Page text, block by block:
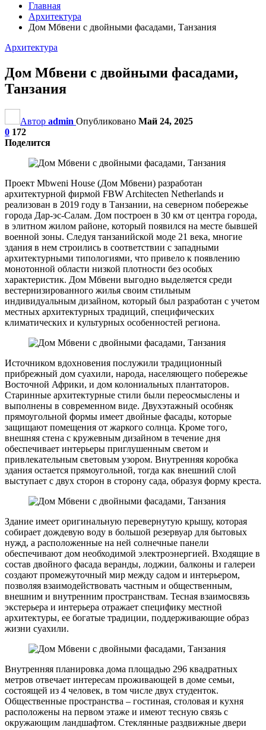
Главная
Архитектура
Дом Мбвени с двойными фасадами, Танзания
Архитектура
Дом Мбвени с двойными фасадами,
Танзания
Автор admin Опубликовано Май 24, 2025
0 172
Поделится
Проект Mbweni House (Дом Мбвени) разработан
архитектурной фирмой FBW Architecten Netherlands и
реализован в 2019 году в Танзании, на северном побережье
города Дар-эс-Салам. Дом построен в 30 км от центра города,
в элитном жилом районе, который появился на месте бывшей
военной зоны. Следуя танзанийской моде 21 века, многие
здания в нем строились в соответствии с западными
архитектурными типологиями, что привело к появлению
монотонной области низкой плотности без особых
характеристик. Дом Мбвени выгодно выделяется среди
вестернизированного жилья своим стильным
индивидуальным дизайном, который был разработан с учетом
местных архитектурных традиций, специфических
климатических и культурных особенностей региона.
Источником вдохновения послужили традиционный
прибрежный дом суахили, народа, населяющего побережье
Восточной Африки, и дом колониальных плантаторов.
Старинные архитектурные стили были переосмыслены и
выполнены в современном виде. Двухэтажный особняк
прямоугольной формы имеет двойные фасады, которые
защищают помещения от жаркого солнца. Кроме того,
внешняя стена с кружевным дизайном в течение дня
обеспечивает интерьеры приглушенным светом и
привлекательным световым узором. Внутренняя коробка
здания остается прямоугольной, тогда как внешний слой
выступает с двух сторон в сторону сада, образуя форму креста.
Здание имеет оригинальную перевернутую крышу, которая
собирает дождевую воду в большой резервуар для бытовых
нужд, а расположенные на ней солнечные панели
обеспечивают дом необходимой электроэнергией. Входящие в
состав двойного фасада веранды, лоджии, балконы и галереи
создают промежуточный мир между садом и интерьером,
позволяя взаимодействовать частным и общественным,
внешним и внутренним пространствам. Тесная взаимосвязь
экстерьера и интерьера отражает специфику местной
архитектуры, ее богатые традиции, поддерживающие образ
жизни суахили.
Внутренняя планировка дома площадью 296 квадратных
метров отвечает интересам проживающей в доме семьи,
состоящей из 4 человек, в том числе двух студенток.
Общественные пространства – гостиная, столовая и кухня
расположены на первом этаже и имеют тесную связь с
окружающим ландшафтом. Стеклянные раздвижные двери